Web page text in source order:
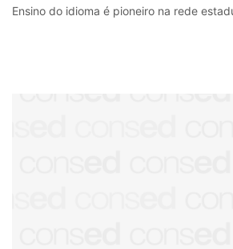
Ensino do idioma é pioneiro na rede